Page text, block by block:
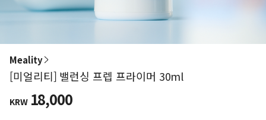
Meality
[미얼리티] 밸런싱 프렙 프라이머 30ml
KRW 18,000